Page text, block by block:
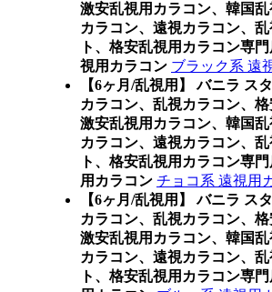
激安乱視用カラコン、韓国
カラコン、遠視カラコン、
ト、格安乱視用カラコン専
視用カラコン ブラック系 遠
【6ヶ月/乱視用】 バニラ ス
カラコン、乱視カラコン、格
激安乱視用カラコン、韓国
カラコン、遠視カラコン、
ト、格安乱視用カラコン専
用カラコン チョコ系 遠視用
【6ヶ月/乱視用】 バニラ ス
カラコン、乱視カラコン、格
激安乱視用カラコン、韓国
カラコン、遠視カラコン、
ト、格安乱視用カラコン専